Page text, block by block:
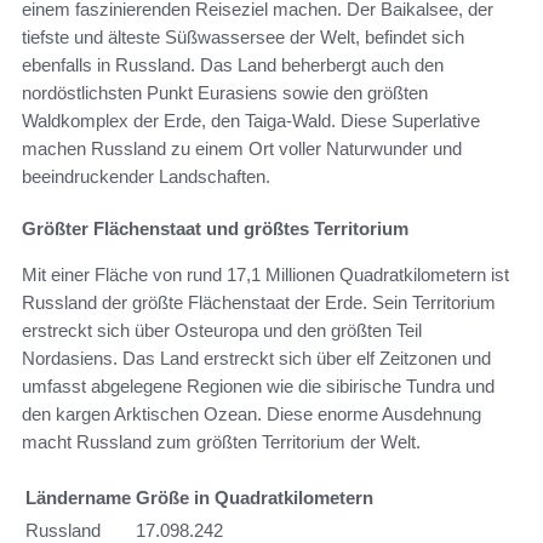
einem faszinierenden Reiseziel machen. Der Baikalsee, der
tiefste und älteste Süßwassersee der Welt, befindet sich
ebenfalls in Russland. Das Land beherbergt auch den
nordöstlichsten Punkt Eurasiens sowie den größten
Waldkomplex der Erde, den Taiga-Wald. Diese Superlative
machen Russland zu einem Ort voller Naturwunder und
beeindruckender Landschaften.
Größter Flächenstaat und größtes Territorium
Mit einer Fläche von rund 17,1 Millionen Quadratkilometern ist
Russland der größte Flächenstaat der Erde. Sein Territorium
erstreckt sich über Osteuropa und den größten Teil
Nordasiens. Das Land erstreckt sich über elf Zeitzonen und
umfasst abgelegene Regionen wie die sibirische Tundra und
den kargen Arktischen Ozean. Diese enorme Ausdehnung
macht Russland zum größten Territorium der Welt.
Ländername Größe in Quadratkilometern
Russland
17.098.242